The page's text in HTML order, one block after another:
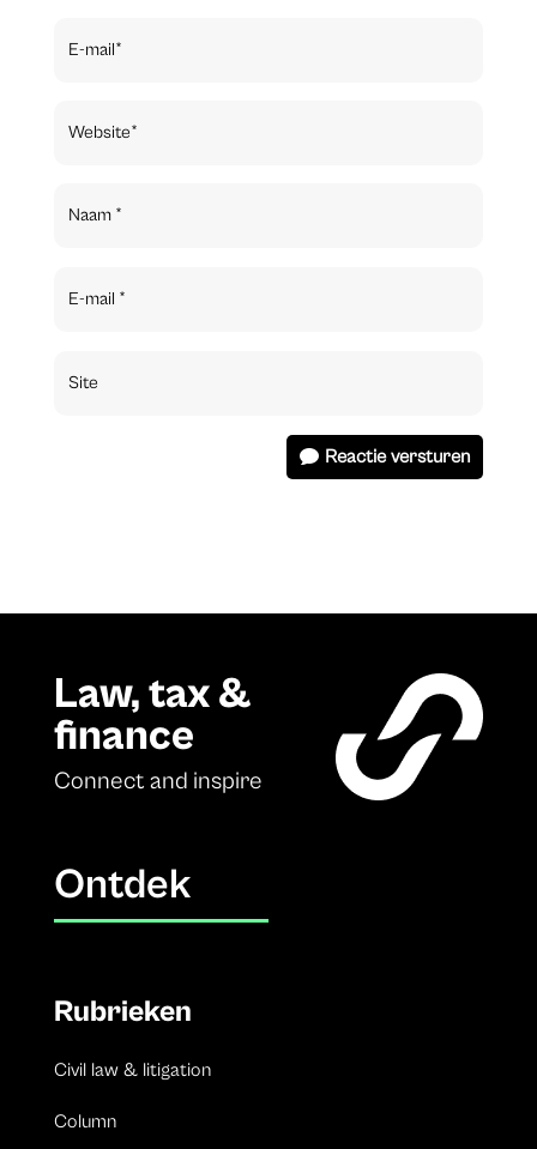
Reactie versturen
Law, tax &
finance
Connect and inspire
Ontdek
Rubrieken
Civil law & litigation
Column